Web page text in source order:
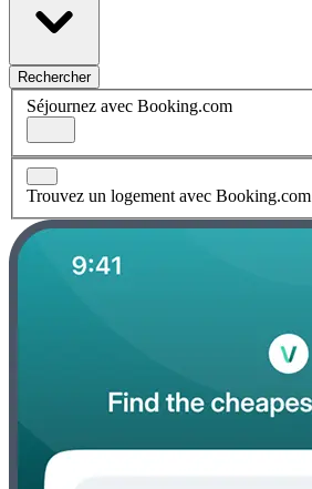
Rechercher
Séjournez avec Booking.com
Trouvez un logement avec Booking.com